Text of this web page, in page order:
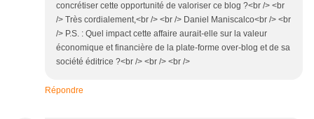
concrétiser cette opportunité de valoriser ce blog ?<br /> <br
/> Très cordialement,<br /> <br /> Daniel Maniscalco<br /> <br
/> P.S. : Quel impact cette affaire aurait-elle sur la valeur
économique et financière de la plate-forme over-blog et de sa
société éditrice ?<br /> <br /> <br />
Répondre